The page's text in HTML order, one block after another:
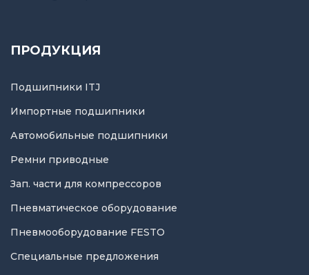
ПРОДУКЦИЯ
Подшипники ITJ
Импортные подшипники
Автомобильные подшипники
Ремни приводные
Зап. части для компрессоров
Пневматическое оборудование
Пневмооборудование FESTO
Специальные предложения